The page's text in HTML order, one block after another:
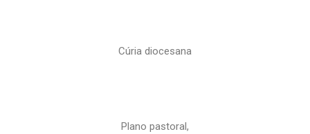
Cúria diocesana
Plano pastoral,